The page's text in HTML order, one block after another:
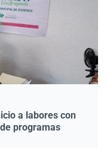
a labores con
programas